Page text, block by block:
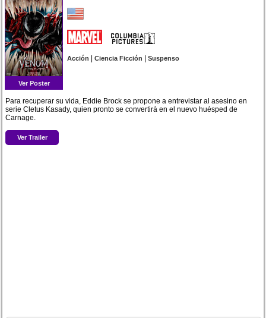
Ver Poster
Acción |Ciencia Ficción |Suspenso
Para recuperar su vida, Eddie Brock se propone a entrevistar al asesino en
serie Cletus Kasady, quien pronto se convertirá en el nuevo huésped de
Carnage.
Ver Trailer